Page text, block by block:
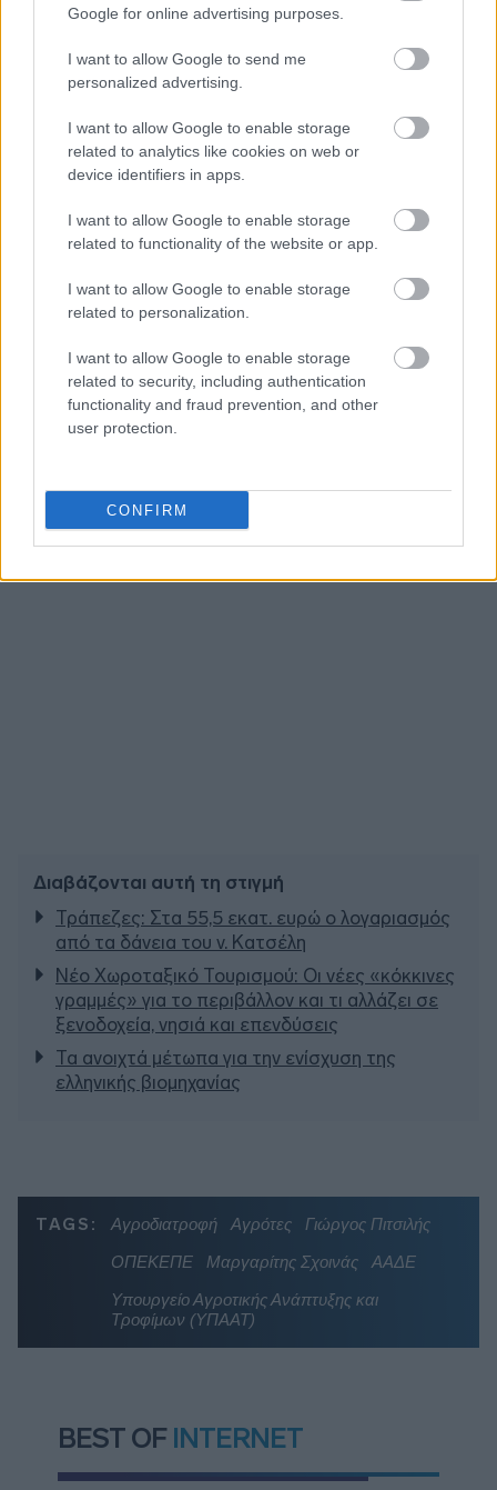
Google for online advertising purposes.
I want to allow Google to send me
personalized advertising.
I want to allow Google to enable storage
related to analytics like cookies on web or
device identifiers in apps.
I want to allow Google to enable storage
related to functionality of the website or app.
I want to allow Google to enable storage
related to personalization.
I want to allow Google to enable storage
related to security, including authentication
functionality and fraud prevention, and other
user protection.
CONFIRM
Ακολουθήστε το insider.gr στο Google Newsκαι μάθετε
πρώτοι όλες τιςειδήσεις
Διαβάζονται αυτή τη στιγμή
Τράπεζες: Στα 55,5 εκατ. ευρώ ο λογαριασμός
από τα δάνεια του ν. Κατσέλη
Νέο Χωροταξικό Τουρισμού: Οι νέες «κόκκινες
γραμμές» για το περιβάλλον και τι αλλάζει σε
ξενοδοχεία, νησιά και επενδύσεις
Τα ανοιχτά μέτωπα για την ενίσχυση της
ελληνικής βιομηχανίας
TAGS: Αγροδιατροφή Αγρότες
Γιώργος Πιτσιλής
ΟΠΕΚΕΠΕ
Μαργαρίτης Σχοινάς
ΑΑΔΕ
Υπουργείο Αγροτικής Ανάπτυξης και
Τροφίμων (ΥΠΑΑΤ)
BEST OF INTERNET